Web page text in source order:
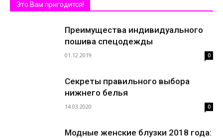
Это Вам пригодится!
Преимущества индивидуального
пошива спецодежды
01.12.2019 0
Секреты правильного выбора
нижнего белья
14.03.2020 0
Модные женские блузки 2018 года: